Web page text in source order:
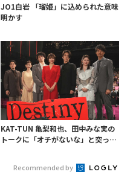
JO1白岩 「瑠姫」に込められた意味
明かす
KAT-TUN 亀梨和也、田中みな実の
トークに「オチがないな」と突っ込
Recommended by